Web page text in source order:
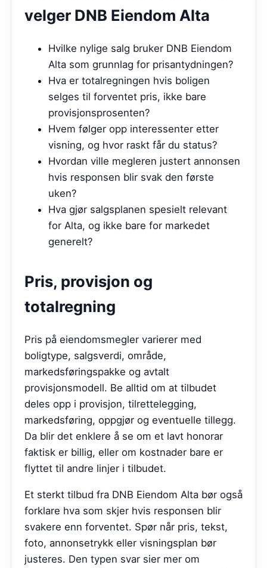
velger DNB Eiendom Alta
Hvilke nylige salg bruker DNB Eiendom
Alta som grunnlag for prisantydningen?
Hva er totalregningen hvis boligen
selges til forventet pris, ikke bare
provisjonsprosenten?
Hvem følger opp interessenter etter
visning, og hvor raskt får du status?
Hvordan ville megleren justert annonsen
hvis responsen blir svak den første
uken?
Hva gjør salgsplanen spesielt relevant
for Alta, og ikke bare for markedet
generelt?
Pris, provisjon og
totalregning
Pris på eiendomsmegler varierer med
boligtype, salgsverdi, område,
markedsføringspakke og avtalt
provisjonsmodell. Be alltid om at tilbudet
deles opp i provisjon, tilrettelegging,
markedsføring, oppgjør og eventuelle tillegg.
Da blir det enklere å se om et lavt honorar
faktisk er billig, eller om kostnader bare er
flyttet til andre linjer i tilbudet.
Et sterkt tilbud fra DNB Eiendom Alta bør også
forklare hva som skjer hvis responsen blir
svakere enn forventet. Spør når pris, tekst,
foto, annonsetrykk eller visningsplan bør
justeres. Den typen svar sier mer om